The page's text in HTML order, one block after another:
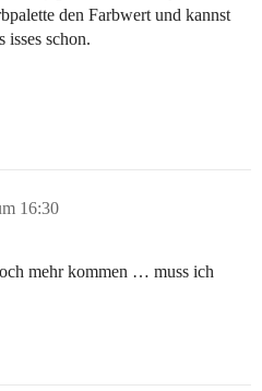
den Farbwert und kannst
isses schon.
16:30
mehr kommen … muss ich